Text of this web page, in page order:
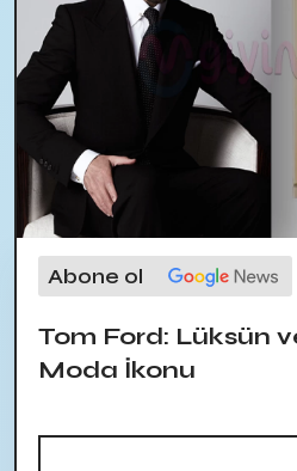
Abone ol
Tom Ford: Lüksün
Moda İkonu